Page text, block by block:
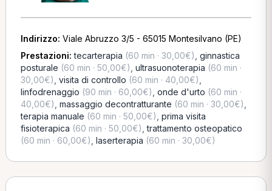
Indirizzo: Viale Abruzzo 3/5 - 65015 Montesilvano (PE)
Prestazioni:tecarterapia (60 min · 30,00€) ginnastica
posturale (60 min · 50,00€) ultrasuonoterapia (60 min ·
30,00€) visita di controllo (60 min · 40,00€)
linfodrenaggio (90 min · 60,00€) onde d'urto (60 min ·
40,00€) massaggio decontratturante (60 min · 30,00€)
terapia manuale (60 min · 50,00€) prima visita
fisioterapica (60 min · 50,00€) ,trattamento osteopatico
(60 min · 60,00€) laserterapia (60 min · 30,00€)